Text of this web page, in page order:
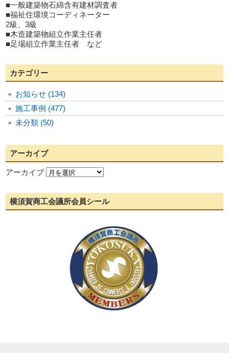
■一般建築物石綿含有建材調査者
■福祉住環境コーディネーター
2級、3級
■木造建築物組立作業主任者
■足場組立作業主任者 など
カテゴリー
お知らせ (134)
施工事例 (477)
未分類 (50)
アーカイブ
アーカイブ
横須賀商工会議所会員シール